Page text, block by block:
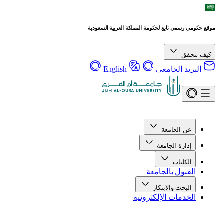
موقع حكومي رسمي تابع لحكومة المملكة العربية السعودية
كيف تتحقق
البريد الجامعي English
عن الجامعة
إدارة الجامعة
الكليات
القبول بالجامعة
البحث والابتكار
الخدمات الإلكترونية